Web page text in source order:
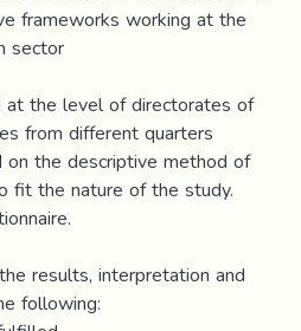
frameworks working at the
sector
the level of directorates of
from different quarters
the descriptive method of
fit the nature of the study.
results, interpretation and
following: